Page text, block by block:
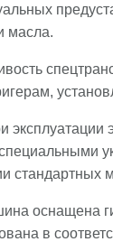
масла.
эксплуатации
стандартных
оснащена
в